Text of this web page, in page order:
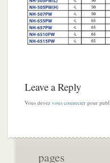
Leave a Reply
Vous devez vous connecter pour
pages